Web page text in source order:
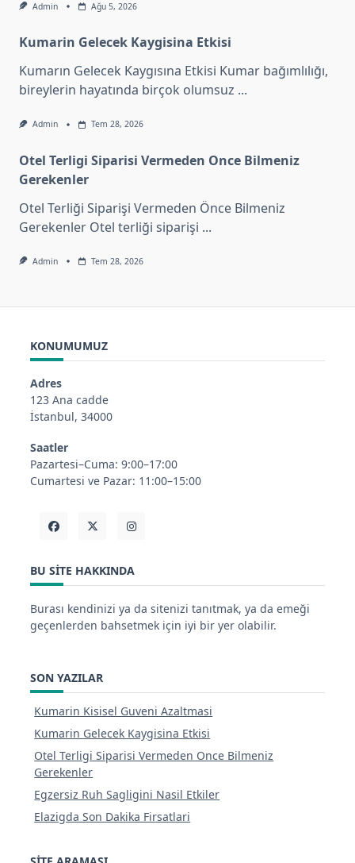
Admin Ağu 5, 2026
Kumarin Gelecek Kaygisina Etkisi
Kumarın Gelecek Kaygısına Etkisi Kumar bağımlılığı,
bireylerin hayatında birçok olumsuz ...
Admin Tem 28, 2026
Otel Terligi Siparisi Vermeden Once Bilmeniz
Gerekenler
Otel Terliği Siparişi Vermeden Önce Bilmeniz
Gerekenler Otel terliği siparişi ...
Admin Tem 28, 2026
KONUMUMUZ
Adres
123 Ana cadde
İstanbul, 34000
Saatler
Pazartesi–Cuma: 9:00–17:00
Cumartesi ve Pazar: 11:00–15:00
BU SITE HAKKINDA
Burası kendinizi ya da sitenizi tanıtmak, ya da emeği
geçenlerden bahsetmek için iyi bir yer olabilir.
SON YAZILAR
Kumarin Kisisel Guveni Azaltmasi
Kumarin Gelecek Kaygisina Etkisi
Otel Terligi Siparisi Vermeden Once Bilmeniz
Gerekenler
Egzersiz Ruh Sagligini Nasil Etkiler
Elazigda Son Dakika Firsatlari